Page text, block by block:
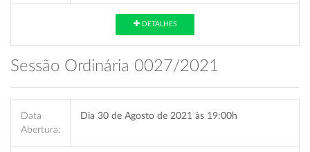
DETALHES
Sessão Ordinária 0027/2021
Data
Abertura:
Dia 30 de Agosto de 2021 às 19:00h